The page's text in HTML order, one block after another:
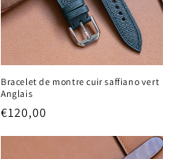
Bracelet de montre cuir saffiano vert
Anglais
Prix
€120,00